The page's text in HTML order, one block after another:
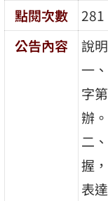
點閱次數
281
公告內容
說明
一
字
辦。
二
握
表